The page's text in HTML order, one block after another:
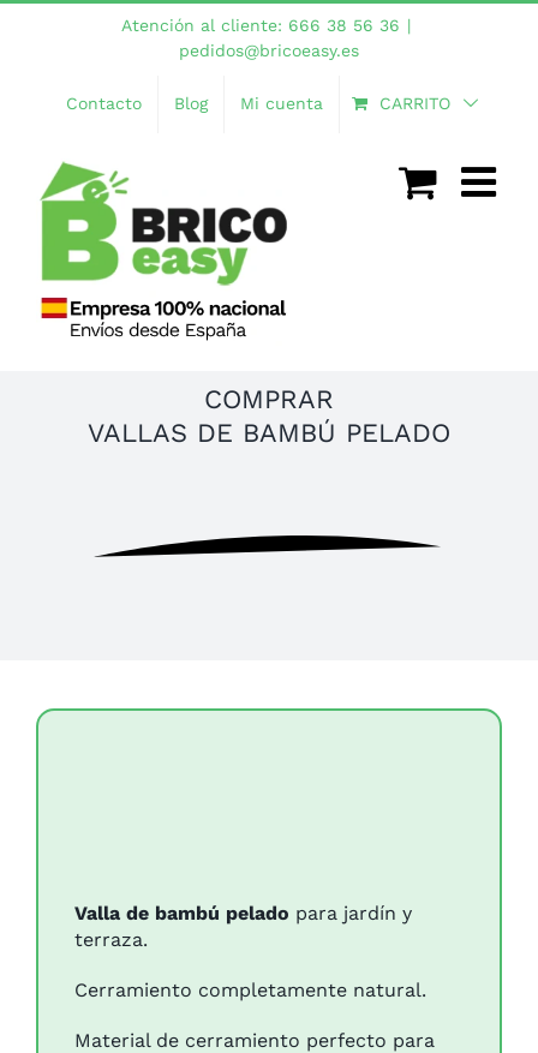
Saltar
Atención al cliente: 666 38 56 36 |
pedidos@bricoeasy.es
Contacto Blog Mi cuenta CARRITO
COMPRAR
VALLAS DE BAMBÚ PELADO
Valla de bambú pelado para jardín y
terraza.
Cerramiento completamente natural.
Material de cerramiento perfecto para